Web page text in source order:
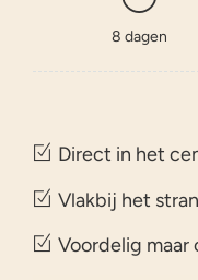
8 dagen
Direct in het
Vlakbij het
Voordelig